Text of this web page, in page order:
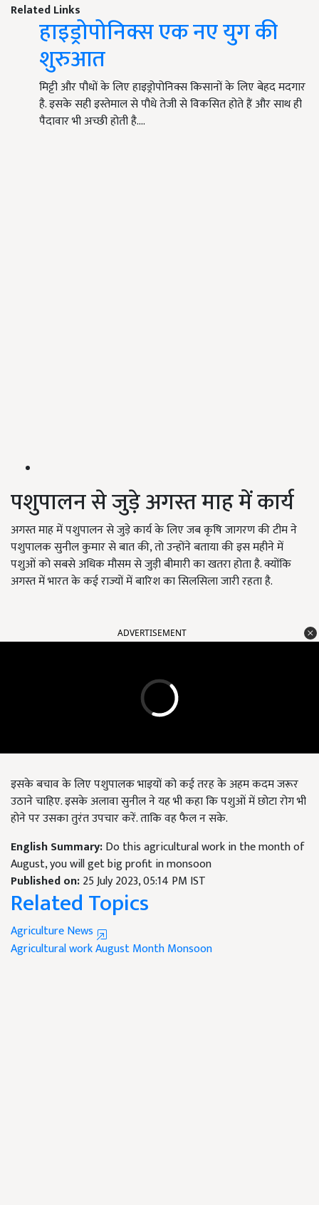
Related Links
हाइड्रोपोनिक्स एक नए युग की
शुरुआत
मिट्टी और पौधों के लिए हाइड्रोपोनिक्स किसानों के लिए बेहद मदगार
है. इसके सही इस्तेमाल से पौधे तेजी से विकसित होते हैं और साथ ही
पैदावार भी अच्छी होती है.…
पशुपालन से जुड़े अगस्त माह में कार्य
अगस्त माह में पशुपालन से जुड़े कार्य के लिए जब कृषि जागरण की टीम ने
पशुपालक सुनील कुमार से बात की, तो उन्होंने बताया की इस महीने में
पशुओं को सबसे अधिक मौसम से जुड़ी बीमारी का खतरा होता है. क्योंकि
अगस्त में भारत के कई राज्यों में बारिश का सिलसिला जारी रहता है.
ADVERTISEMENT
इसके बचाव के लिए पशुपालक भाइयों को कई तरह के अहम कदम जरूर
उठाने चाहिए. इसके अलावा सुनील ने यह भी कहा कि पशुओं में छोटा रोग भी
होने पर उसका तुरंत उपचार करें. ताकि वह फैल न सके.
English Summary:Do this agricultural work in the month of
August, you will get big profit in monsoon
Published on:25 July 2023, 05:14 PM IST
Related Topics
Agriculture News
Agricultural workAugust MonthMonsoon